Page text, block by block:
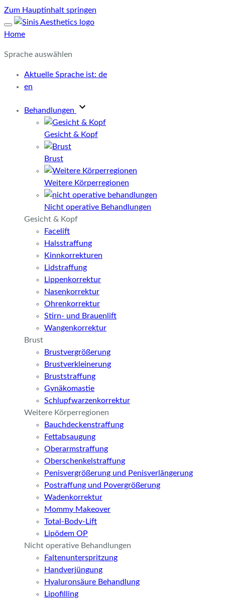
Zum Hauptinhalt springen
Home
Sprache auswählen
Aktuelle Sprache ist: de
en
Behandlungen
Gesicht & Kopf
Brust
Weitere Körperregionen
Nicht operative Behandlungen
Gesicht & Kopf
Facelift
Halsstraffung
Kinnkorrekturen
Lidstraffung
Lippenkorrektur
Nasenkorrektur
Ohrenkorrektur
Stirn- und Brauenlift
Wangenkorrektur
Brust
Brustvergrößerung
Brustverkleinerung
Bruststraffung
Gynäkomastie
Schlupfwarzenkorrektur
Weitere Körperregionen
Bauchdeckenstraffung
Fettabsaugung
Oberarmstraffung
Oberschenkelstraffung
Penisvergrößerung und Penisverlängerung
Postraffung und Povergrößerung
Wadenkorrektur
Mommy Makeover
Total-Body-Lift
Lipödem OP
Nicht operative Behandlungen
Faltenunterspritzung
Handverjüngung
Hyaluronsäure Behandlung
Lipofilling